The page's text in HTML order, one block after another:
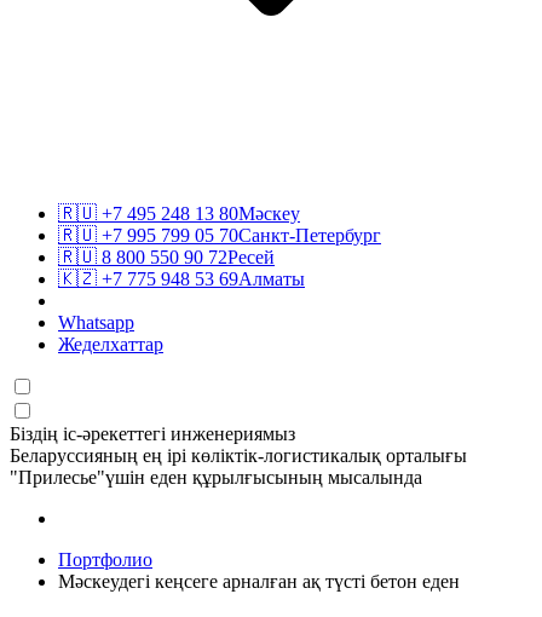
🇷🇺 +7 495 248 13 80Мәскеу
🇷🇺 +7 995 799 05 70Санкт-Петербург
🇷🇺 8 800 550 90 72Ресей
🇰🇿 +7 775 948 53 69Алматы
Whatsapp
Жеделхаттар
Біздің іс-әрекеттегі инженериямыз
Беларуссияның ең ірі көліктік-логистикалық орталығы
"Прилесье"үшін еден құрылғысының мысалында
Портфолио
Мәскеудегі кеңсеге арналған ақ түсті бетон еден